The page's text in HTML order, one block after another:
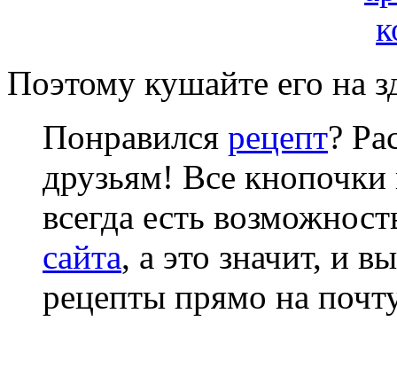
Поэтому кушайте его на
Понравился рецепт?
друзьям! Все кнопочки
всегда есть
сайта, а это значит, и
рецепты прямо на